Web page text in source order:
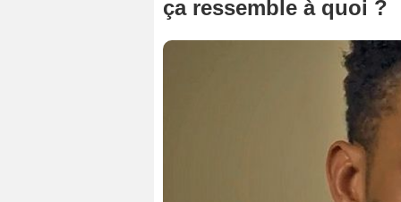
ça ressemble à quoi ?